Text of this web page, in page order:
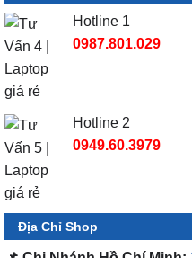
Hotline 1
0987.801.029
Hotline 2
0949.60.3979
Địa Chỉ Shop